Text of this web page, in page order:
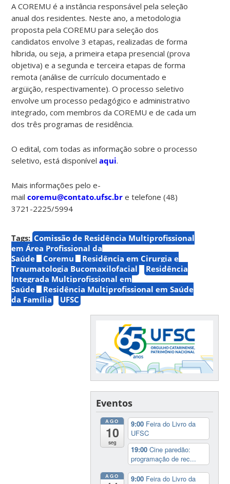
A COREMU é a instância responsável pela seleção
anual dos residentes. Neste ano, a metodologia
proposta pela COREMU para seleção dos
candidatos envolve 3 etapas, realizadas de forma
híbrida, ou seja, a primeira etapa presencial (prova
objetiva) e a segunda e terceira etapas de forma
remota (análise de currículo documentado e
argüição, respectivamente). O processo seletivo
envolve um processo pedagógico e administrativo
integrado, com membros da COREMU e de cada um
dos três programas de residência.
O edital, com todas as informação sobre o processo
seletivo, está disponívelaqui.
Mais informações pelo e-
mailcoremu@contato.ufsc.br e telefone (48)
3721-2225/5994
Tags: Comissão de Residência Multiprofissional
em Área Profissional da
Saúde
Coremu
Residência em Cirurgia e
Traumatologia Bucomaxilofacial
Residência
Integrada Multiprofissional em
Saúde
Residência Multiprofissional em Saúde
da Família
UFSC
Eventos
AGO
10
seg
9:00 Feira do Livro da
UFSC
19:00Cine paredão:
programação de rec...
AGO 9:00 Feira do Livro da